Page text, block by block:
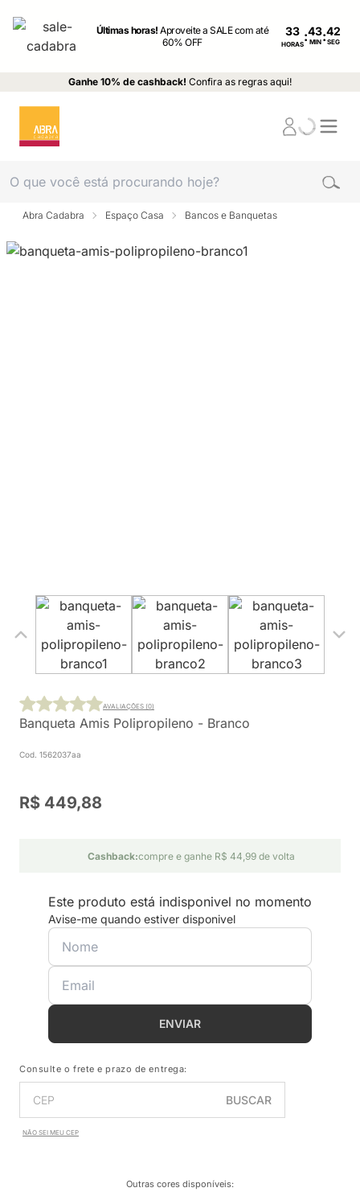
Últimas horas!Aproveite a SALE com até
60% OFF
33
HORAS: MIN : SEG
Ganhe 10% de cashback! Confira as regras aqui!
Abra Cadabra Espaço Casa Bancos e Banquetas
Banqueta Amis Polipropileno - Branco
Cod. 1562037aa
AVALIAÇÕES (0)
R$ 449,88
Cashback:compre e ganhe R$ 44,99 de volta
Este produto está indisponivel no momento
Avise-me quando estiver disponivel
ENVIAR
Consulte o frete e prazo de entrega:
BUSCAR
NÃO SEI MEU CEP
Outras cores disponíveis: